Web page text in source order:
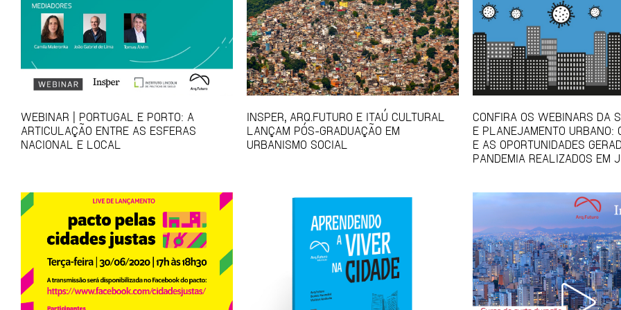
WEBINAR | PORTUGAL E PORTO: A
ARTICULAÇÃO ENTRE AS ESFERAS
NACIONAL E LOCAL
INSPER, ARQ.FUTURO E ITAÚ CULTURAL
LANÇAM PÓS-GRADUAÇÃO EM
URBANISMO SOCIAL
CONFIRA OS WEBINARS DA
E PLANEJAMENTO URBANO:
E AS OPORTUNIDADES
PANDEMIA REALIZADOS EM